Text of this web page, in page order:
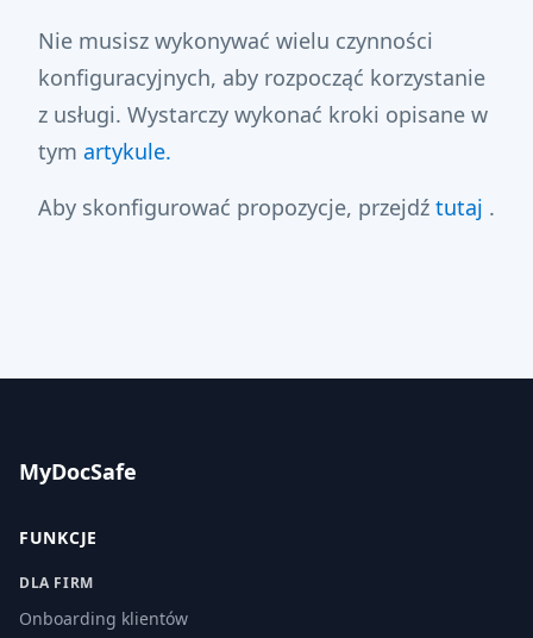
Nie musisz wykonywać wielu czynności
konfiguracyjnych, aby rozpocząć korzystanie
z usługi. Wystarczy wykonać kroki opisane w
tym artykule.
Aby skonfigurować propozycje, przejdź tutaj .
MyDocSafe
FUNKCJE
DLA FIRM
Onboarding klientów